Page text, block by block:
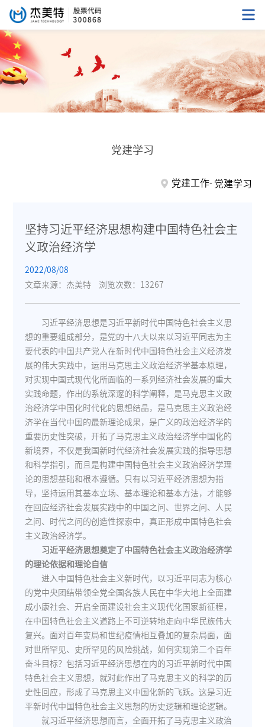
党建学习
党建工作 党建学习
坚持习近平经济思想构建中国特色社会主
义政治经济学
2022/08/08
文章来源：杰美特
浏览次数：13267
习近平经济思想是习近平新时代中国特色社会主义思
想的重要组成部分，是党的十八大以来以习近平同志为主
要代表的中国共产党人在新时代中国特色社会主义经济发
展的伟大实践中，运用马克思主义政治经济学基本原理，
对实现中国式现代化所面临的一系列经济社会发展的重大
实践命题，作出的系统深邃的科学阐释，是马克思主义政
治经济学中国化时代化的思想结晶，是马克思主义政治经
济学在当代中国的最新理论成果，是广义的政治经济学的
重要历史性突破，开拓了马克思主义政治经济学中国化的
新境界，不仅是我国新时代经济社会发展实践的指导思想
和科学指引，而且是构建中国特色社会主义政治经济学理
论的思想基础和根本遵循。只有以习近平经济思想为指
导，坚持运用其基本立场、基本理论和基本方法，才能够
在回应经济社会发展实践中的中国之问、世界之问、人民
之问、时代之问的创造性探索中，真正形成中国特色社会
主义政治经济学。
习近平经济思想奠定了中国特色社会主义政治经济学
的理论依据和理论自信
进入中国特色社会主义新时代，以习近平同志为核心
的党中央团结带领全党全国各族人民在中华大地上全面建
成小康社会、开启全面建设社会主义现代化国家新征程，
在中国特色社会主义道路上不可逆转地走向中华民族伟大
复兴。面对百年变局和世纪疫情相互叠加的复杂局面，面
对世所罕见、史所罕见的风险挑战，如何实现第二个百年
奋斗目标？包括习近平经济思想在内的习近平新时代中国
特色社会主义思想，就对此作出了马克思主义的科学的历
史性回应，形成了马克思主义中国化新的飞跃。这是习近
平新时代中国特色社会主义思想的历史逻辑和理论逻辑。
就习近平经济思想而言，全面开拓了马克思主义政治